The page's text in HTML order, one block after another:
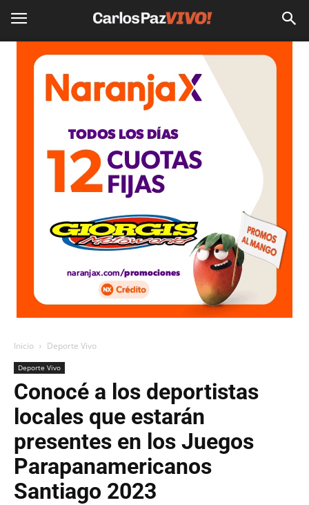
Inicio Deporte Vivo
Deporte Vivo
Conocé a los deportistas
locales que estarán
presentes en los Juegos
Parapanamericanos
Santiago 2023